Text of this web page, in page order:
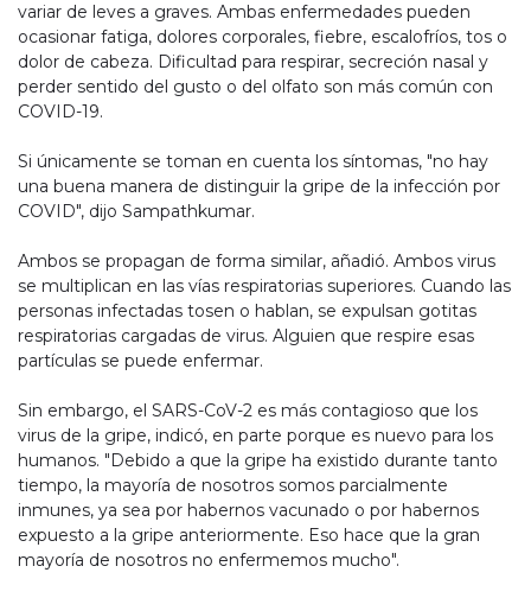
variar de leves a graves. Ambas enfermedades pueden
ocasionar fatiga, dolores corporales, fiebre, escalofríos, tos o
dolor de cabeza. Dificultad para respirar, secreción nasal y
perder sentido del gusto o del olfato son más común con
COVID-19.
Si únicamente se toman en cuenta los síntomas, "no hay
una buena manera de distinguir la gripe de la infección por
COVID", dijo Sampathkumar.
Ambos se propagan de forma similar, añadió. Ambos virus
se multiplican en las vías respiratorias superiores. Cuando las
personas infectadas tosen o hablan, se expulsan gotitas
respiratorias cargadas de virus. Alguien que respire esas
partículas se puede enfermar.
Sin embargo, el SARS-CoV-2 es más contagioso que los
virus de la gripe, indicó, en parte porque es nuevo para los
humanos. "Debido a que la gripe ha existido durante tanto
tiempo, la mayoría de nosotros somos parcialmente
inmunes, ya sea por habernos vacunado o por habernos
expuesto a la gripe anteriormente. Eso hace que la gran
mayoría de nosotros no enfermemos mucho".